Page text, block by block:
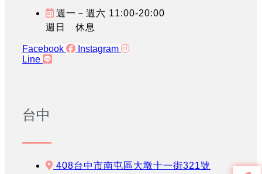
週一－週六 11:00-20:00
週日 休息
Facebook
Instagram
Line
台中
408台中市南屯區大墩十一街321號